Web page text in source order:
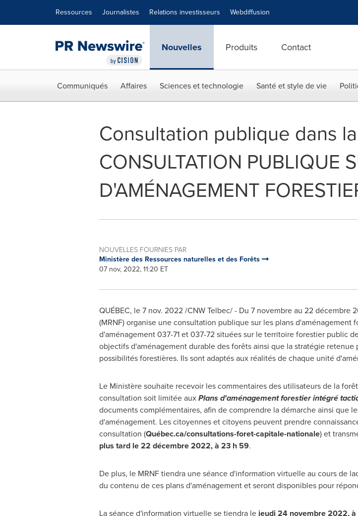
Ressources Journalistes Relations investisseurs Webdiffusion
Nouvelles Produits Contact
Communiqués Affaires Sciences et technologie Santé et style de vie
Consultation publique dans
CONSULTATION PUBLIQUE
D'AMÉNAGEMENT
NOUVELLES FOURNIES PAR
Ministère des Ressources naturelles et des Forêts
07 nov, 2022, 11:20 ET
QUÉBEC, le7 nov. 2022/CNW Telbec/ - Du 7 novembre au 22 décembre
(MRNF) organise une consultation publique sur les plans
d'aménagement 037-71 et 037-72 situées sur le territoire forestier public
objectifs d'aménagement durable des forêts ainsi que la stratégie
possibilités forestières. Ils sont adaptés aux réalités de chaque unité
Le Ministère souhaite recevoir les commentaires des utilisateurs de la
consultation soit limitée auxPlans d'aménagement forestier intégré
documents complémentaires, afin de comprendre la démarche ainsi que
d'aménagement. Les citoyennes et citoyens peuvent prendre
consultation (Québec.ca/consultations-foret-capitale-nationale) et
plus tard le 22 décembre 2022,à 23 h 59.
De plus, le MRNF tiendra une séance d'information virtuelle au cours de
du contenu de ces plans d'aménagement et seront disponibles pour
La séance d'information virtuelle se tiendra lejeudi 24 novembre 2022, à